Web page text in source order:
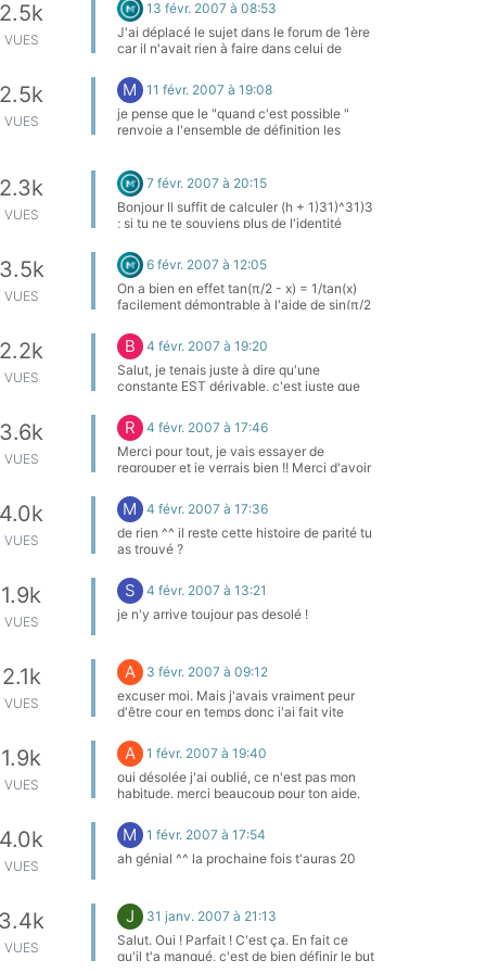
2.5k
VUES
13 févr. 2007 à 08:53
J'ai déplacé le sujet dans le forum de 1ère
car il n'avait rien à faire dans celui de
élève de 3ème ! pas un élève de 1ère S !
2.5k
VUES
M
11 févr. 2007 à 19:08
je pense que le "quand c'est possible "
renvoie a l'ensemble de définition les
tableau de variations ... tu l'as fait ? la
tangente horizontale a pour coefficient
directeur 0 or il y a un lien entre
coefficient directeur et dérivée ...
2.3k
VUES
7 févr. 2007 à 20:15
Bonjour Il suffit de calculer (h + 1)31)^31)3
; si tu ne te souviens plus de l'identité
la retrouver en faisant (h + 1)31)^31)3 = (h
+ 1) (h + 1)21)^21)2 et après c'est évident !
3.5k
VUES
6 févr. 2007 à 12:05
On a bien en effet tan(π/2 - x) = 1/tan(x)
facilement démontrable à l'aide de sin(π/2
2.2k
VUES
B
4 févr. 2007 à 19:20
Salut, je tenais juste à dire qu'une
constante EST dérivable, c'est juste que
sont dérivables. Donc pour la fonction p, p
est dérivable sur R puisque peut importe le
nombre x que tu choisiras, ta fonction sera
définie et dérivable. et p'(x)=0 . @ +
3.6k
VUES
R
4 févr. 2007 à 17:46
Merci pour tout, je vais essayer de
regrouper et je verrais bien !! Merci d'avoir
4.0k
VUES
M
4 févr. 2007 à 17:36
de rien ^^ il reste cette histoire de parité tu
as trouvé ?
1.9k
VUES
S
4 févr. 2007 à 13:21
je n'y arrive toujour pas desolé !
2.1k
VUES
A
3 févr. 2007 à 09:12
excuser moi. Mais j'avais vraiment peur
d'être cour en temps donc j'ai fait vite
une autre manière. merci quand même
1.9k
VUES
A
1 févr. 2007 à 19:40
oui désolée j'ai oublié, ce n'est pas mon
habitude. merci beaucoup pour ton aide.
4.0k
VUES
M
1 févr. 2007 à 17:54
ah génial ^^ la prochaine fois t'auras 20
3.4k
VUES
J
31 janv. 2007 à 21:13
Salut. Oui ! Parfait ! C'est ça. En fait ce
qu'il t'a manqué, c'est de bien définir le but